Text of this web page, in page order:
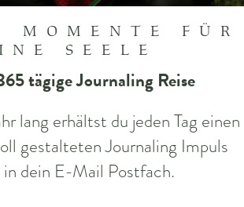
MOMENTE FÜR
SEELE
tägige Journaling Reise
lang erhältst du jeden Tag einen
gestalteten Journaling Impuls
dein E-Mail Postfach.